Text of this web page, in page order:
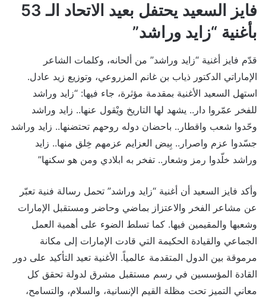
فايز السعيد يحتفل بعيد الاتحاد الـ 53
بأغنية “زايد وراشد”
قدّم فايز أغنية “زايد وراشد” من ألحانه، وكلمات الشاعر
الإماراتي الدكتور ذياب بن غانم المزروعي، وتوزيع زيد عادل.
استهل السعيد الأغنية بمقدمة مؤثرة، جاء فيها: “زايد وراشد
للفخر عمّروا دار.. يشهد لها التاريخ ويْقول عنها.. زايد وراشد
وحّدوا شعب واقطار.. باحضان دوله روحهم تحتضنها.. زايد وراشد
جسّدوا عزم واصرار.. بِيض العزايم عزمهم خِلق منها.. زايد
وراشد خلّدوا رمز وشعار.. تفخر به ابلادي ومن هو سكنها”
وأكد فايز السعيد أن أغنية “زايد وراشد” تحمل رسالة فنية تعبّر
عن مشاعر الفخر والاعتزاز بماضي وحاضر ومستقبل الإمارات
وشعبها والمقيمين فيها. كما تسلط الضوء على أهمية العمل
الجماعي والقيادة الحكيمة التي قادت الإمارات إلى مكانة
مرموقة بين الدول المتقدمة عالمياً. الأغنية تعيد التأكيد على دور
القادة المؤسسين في رسم مستقبل مشرق لدولة تحقق كل
معاني التميز تحت مظلة القيم الإنسانية، والسلام، والتسامح،